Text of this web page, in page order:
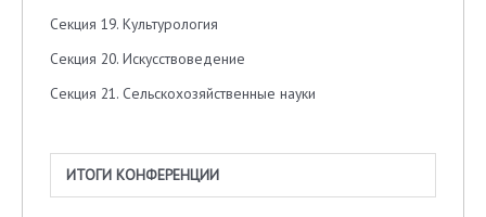
Секция 19. Культурология
Секция 20. Искусствоведение
Секция 21. Сельскохозяйственные науки
ИТОГИ КОНФЕРЕНЦИИ